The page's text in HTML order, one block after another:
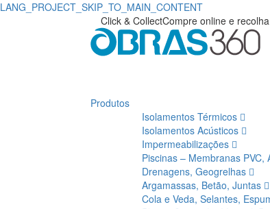
LANG_PROJECT_SKIP_TO_MAIN_CONTENT
Obras360
Click & CollectCompre online e
Produtos
Isolamentos Térmicos
Isolamentos Acústicos
Impermeabilizações
Piscinas – Membranas PVC,
Drenagens, Geogrelhas
Argamassas, Betão, Juntas
Cola e Veda, Selantes,